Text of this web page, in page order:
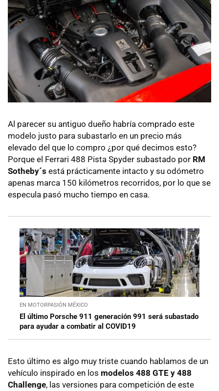
Al parecer su antiguo dueño habría comprado este
modelo justo para subastarlo en un precio más
elevado del que lo compro ¿por qué decimos esto?
Porque el Ferrari 488 Pista Spyder subastado por RM
Sotheby´s está prácticamente intacto y su odómetro
apenas marca 150 kilómetros recorridos, por lo que se
especula pasó mucho tiempo en casa.
EN MOTORPASIÓN MÉXICO
El último Porsche 911 generación 991 será subastado
para ayudar a combatir al COVID19
Esto último es algo muy triste cuando hablamos de un
vehículo inspirado en los modelos 488 GTE y 488
Challenge, las versiones para competición de este